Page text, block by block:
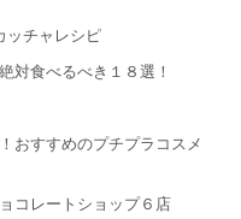
ッチャレシピ
対食べるべき１８選！
おすすめのプチプラコスメ
コレートショップ６店